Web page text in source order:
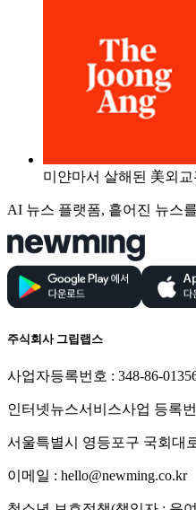
미얀마서 살해된 美외
AI 뉴스 플랫폼, 흩어진 뉴스
주식회사 그립랩스
사업자등록번호 : 348-86-
인터넷뉴스서비스사업 등록
서울특별시 영등포구 국회대
이메일 : hello@newming.co.kr